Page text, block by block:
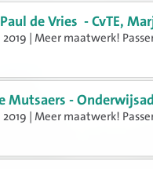
de Vries - CvTE,
| Meer maatwerk!
Mutsaers -
| Meer maatwerk!